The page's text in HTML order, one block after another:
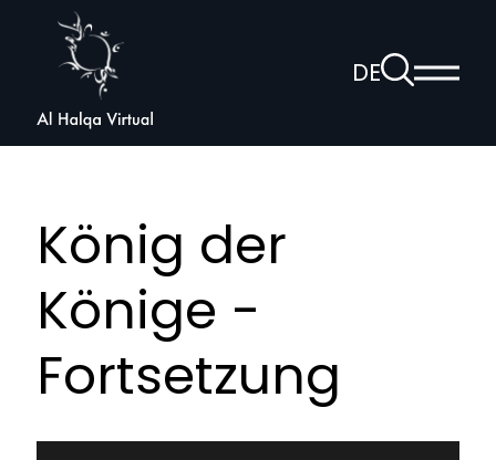
Halqa
DEZur
Suchseite
König der
Könige -
Fortsetzung